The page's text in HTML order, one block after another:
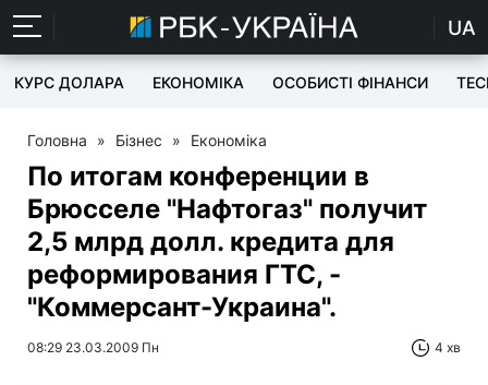
UA
КУРС ДОЛАРА ЕКОНОМІКА ОСОБИСТІ ФІНАНСИ
Головна » Бізнес » Економіка
По итогам конференции в
Брюсселе "Нафтогаз" получит
2,5 млрд долл. кредита для
реформирования ГТС, -
"Коммерсант-Украина".
08:29 23.03.2009 Пн 4 хв